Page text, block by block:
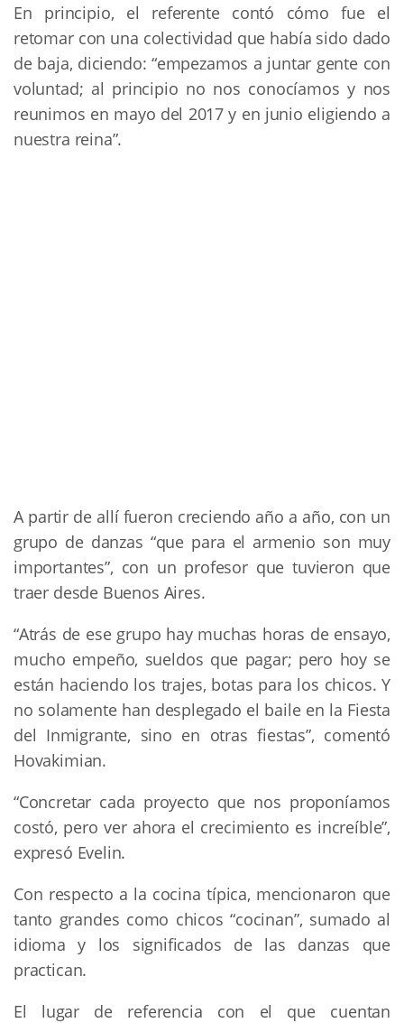
En principio, el referente contó cómo fue el
retomar con una colectividad que había sido dado
de baja, diciendo: “empezamos a juntar gente con
voluntad; al principio no nos conocíamos y nos
reunimos en mayo del 2017 y en junio eligiendo a
nuestra reina”.
A partir de allí fueron creciendo año a año, con un
grupo de danzas “que para el armenio son muy
importantes”, con un profesor que tuvieron que
traer desde Buenos Aires.
“Atrás de ese grupo hay muchas horas de ensayo,
mucho empeño, sueldos que pagar; pero hoy se
están haciendo los trajes, botas para los chicos. Y
no solamente han desplegado el baile en la Fiesta
del Inmigrante, sino en otras fiestas”, comentó
Hovakimian.
“Concretar cada proyecto que nos proponíamos
costó, pero ver ahora el crecimiento es increíble”,
expresó Evelin.
Con respecto a la cocina típica, mencionaron que
tanto grandes como chicos “cocinan”, sumado al
idioma y los significados de las danzas que
practican.
El lugar de referencia con el que cuentan